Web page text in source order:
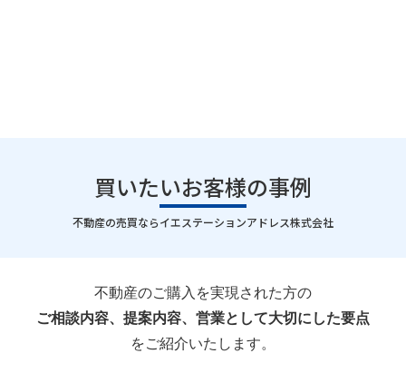
買いたいお客様の事例
｜
不動産の売買ならイエステーションアドレス株式会社
不動産のご購入を実現された方の
ご相談内容、提案内容、営業として大切にした要点
をご紹介いたします。